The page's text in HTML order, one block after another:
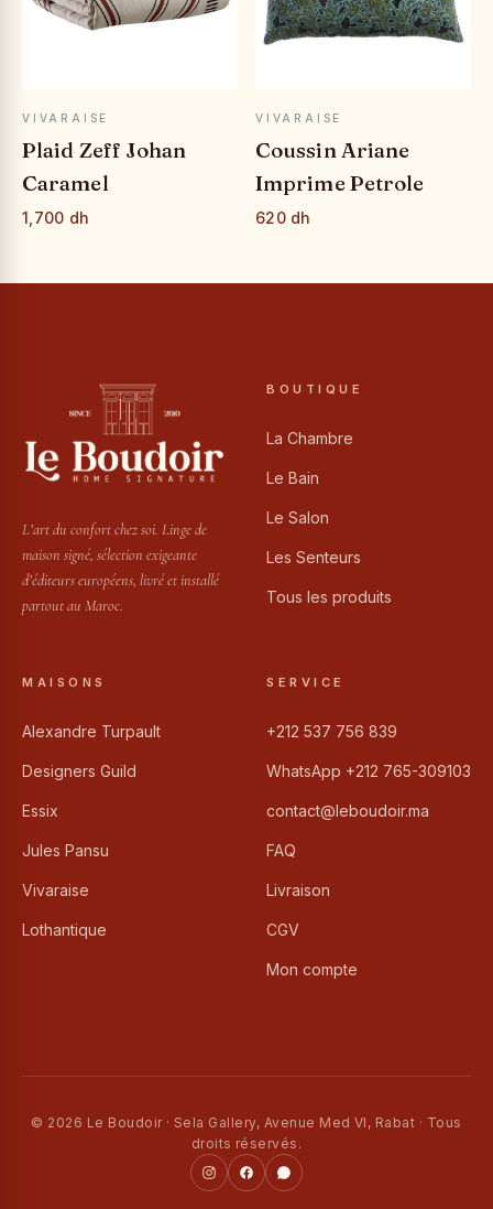
APERÇU RAPIDE
VIVARAISE
Plaid Zeff Johan
Caramel
1,700 dh
APERÇU RAPIDE
VIVARAISE
Coussin Ariane
Imprime Petrole
620 dh
L’art du confort chez soi. Linge de
maison signé, sélection exigeante
d’éditeurs européens, livré et installé
partout au Maroc.
BOUTIQUE
La Chambre
Le Bain
Le Salon
Les Senteurs
Tous les produits
MAISONS
Alexandre Turpault
Designers Guild
Essix
Jules Pansu
Vivaraise
Lothantique
SERVICE
+212 537 756 839
WhatsApp +212 765-309103
contact@leboudoir.ma
FAQ
Livraison
CGV
Mon compte
© 2026 Le Boudoir · Sela Gallery, Avenue Med VI, Rabat · Tous
droits réservés.